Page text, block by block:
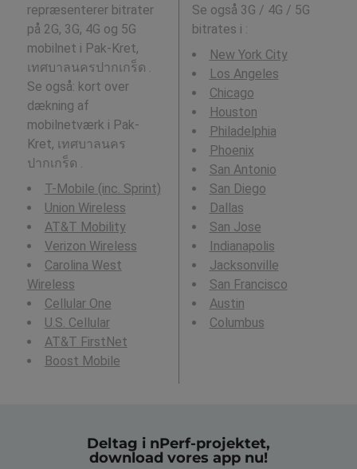
repræsenterer bitrater
på 2G, 3G, 4G og 5G
mobilnet i Pak-Kret,
เทศบาลนครปากเกร็ด .
Se også: kort over
dækning af
mobilnetværk i Pak-
Kret, เทศบาลนคร
ปากเกร็ด .
T-Mobile (inc. Sprint)
Union Wireless
AT&T Mobility
Verizon Wireless
Carolina West
Wireless
Cellular One
U.S. Cellular
AT&T FirstNet
Boost Mobile
Se også 3G / 4G / 5G
bitrates i :
New York City
Los Angeles
Chicago
Houston
Philadelphia
Phoenix
San Antonio
San Diego
Dallas
San Jose
Indianapolis
Jacksonville
San Francisco
Austin
Columbus
Deltag i nPerf-projektet,
download vores app nu!